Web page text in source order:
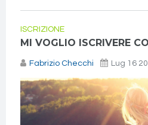
ISCRIZIONE
MI VOGLIO ISCRIVERE
Fabrizio Checchi Lug 16